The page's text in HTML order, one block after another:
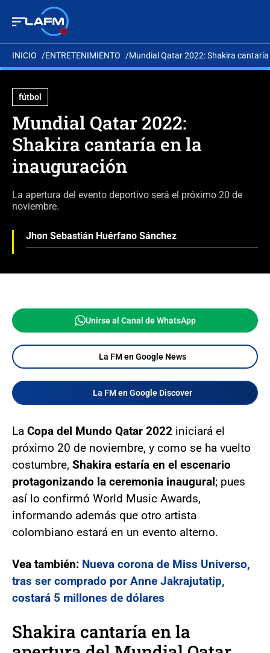
INICIO ENTRETENIMIENTO Mundial Qatar 2022: Shakira
fútbol
Mundial Qatar 2022:
Shakira cantaría en la
inauguración
La apertura del evento deportivo será el próximo 20 de
noviembre.
Jhon Sebastián Huérfano Sánchez
Unirse al Canal de WhatsApp
La FM en Google News
La FM en Google Discover
La Copa del Mundo Qatar 2022 iniciará el
próximo 20 de noviembre, y como se ha vuelto
costumbre, Shakira estaría en el escenario
protagonizando la ceremonia inaugural; pues
así lo confirmó World Music Awards,
informando además que otro artista
colombiano estará en un evento alterno.
Vea también: Nueva corona de Miss Universo,
tras ser comprado por Anne Jakrajutatip,
costará 5 millones de dólares
Shakira cantaría en la